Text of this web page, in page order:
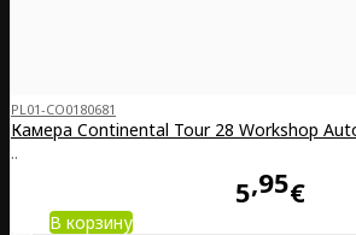
PL01-CO0180681
Камера Continental Tour 28 Workshop
..
5 95€
В корзину